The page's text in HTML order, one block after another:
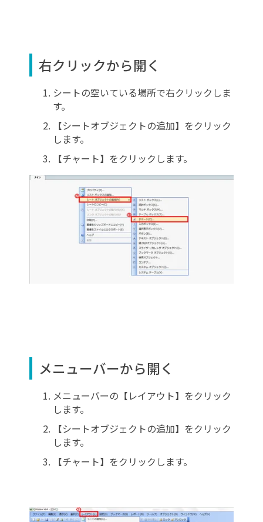
右クリックから開く
シートの空いている場所で右クリックしま
す。
【シートオブジェクトの追加】をクリック
します。
【チャート】をクリックします。
メニューバーから開く
メニューバーの【レイアウト】をクリック
します。
【シートオブジェクトの追加】をクリック
します。
【チャート】をクリックします。